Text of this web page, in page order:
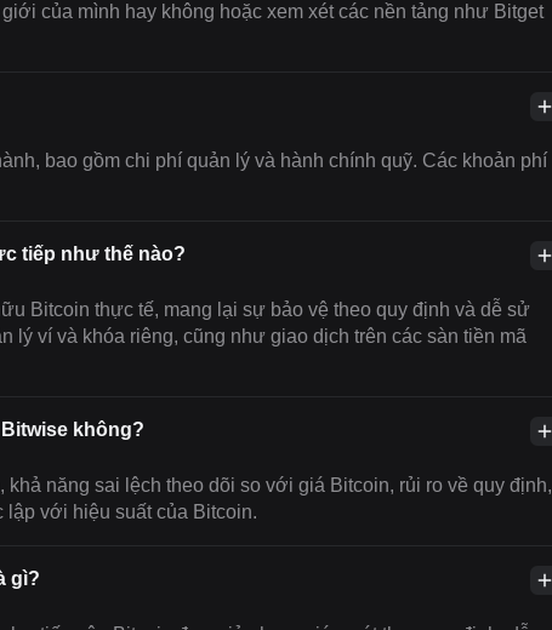
của mình hay không hoặc xem xét các nền tảng như Bitget
bao gồm chi phí quản lý và hành chính quỹ. Các khoản phí
tiếp như thế nào?
Bitcoin thực tế, mang lại sự bảo vệ theo quy định và dễ sử
lý ví và khóa riêng, cũng như giao dịch trên các sàn tiền mã
không?
năng sai lệch theo dõi so với giá Bitcoin, rủi ro về quy định,
với hiệu suất của Bitcoin.
gì?